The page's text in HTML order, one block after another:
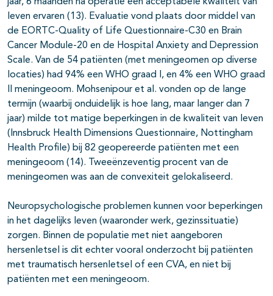
leven ervaren (13). Evaluatie vond plaats door middel van
de EORTC-Quality of Life Questionnaire-C30 en Brain
Cancer Module-20 en de Hospital Anxiety and Depression
Scale. Van de 54 patiënten (met meningeomen op diverse
locaties) had 94% een WHO graad I, en 4% een WHO graad
II meningeoom. Mohsenipour et al. vonden op de lange
termijn (waarbij onduidelijk is hoe lang, maar langer dan 7
jaar) milde tot matige beperkingen in de kwaliteit van leven
(Innsbruck Health Dimensions Questionnaire, Nottingham
Health Profile) bij 82 geopereerde patiënten met een
meningeoom (14). Tweeënzeventig procent van de
meningeomen was aan de convexiteit gelokaliseerd.
Neuropsychologische problemen kunnen voor beperkingen
in het dagelijks leven (waaronder werk, gezinssituatie)
zorgen. Binnen de populatie met niet aangeboren
hersenletsel is dit echter vooral onderzocht bij patiënten
met traumatisch hersenletsel of een CVA, en niet bij
patiënten met een meningeoom.